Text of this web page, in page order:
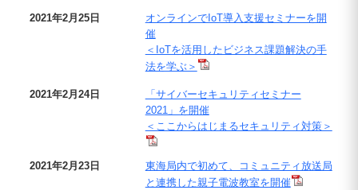
2021年2月25日
オンラインでIoT導入支援セミナーを開
催
＜IoTを活用したビジネス課題解決の手
法を学ぶ＞
2021年2月24日
「サイバーセキュリティセミナー
2021」を開催
＜ここからはじまるセキュリティ対策＞
2021年2月23日
東海局内で初めて、コミュニティ放送局
と連携した親子電波教室を開催